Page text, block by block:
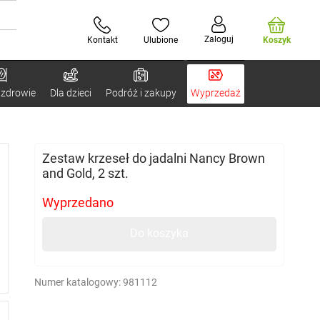
Kontakt Ulubione Zaloguj Koszyk
Dla dzieci Podróż i zakupy Wyprzedaż
Zestaw krzeseł do jadalni Nancy Brown
and Gold, 2 szt.
Wyprzedano
Numer katalogowy:981112